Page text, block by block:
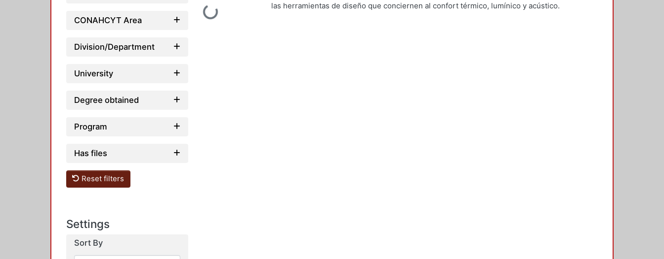
CONAHCYT Area
Division/Department
University
Degree obtained
Program
Has files
Reset filters
Settings
Sort By
Loading...
las herramientas de diseño que conciernen al confort térmico, lumínico y acústico.